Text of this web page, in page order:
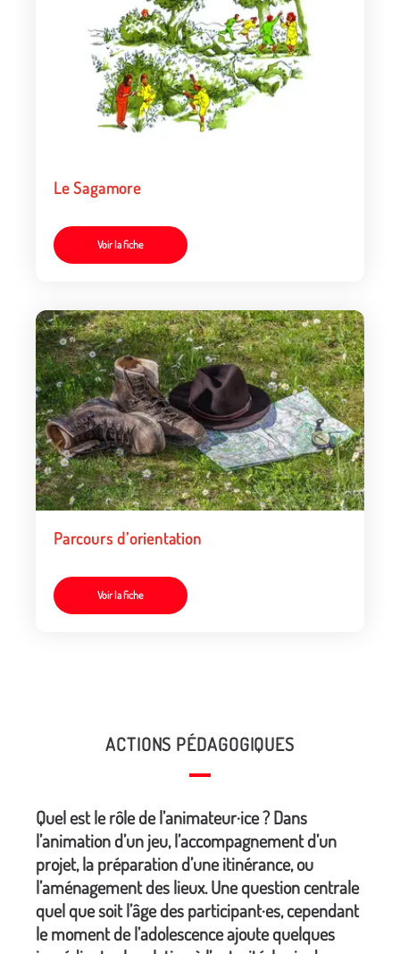
Le Sagamore
Voir la fiche
Parcours d’orientation
Voir la fiche
ACTIONS PÉDAGOGIQUES
Quel est le rôle de l’animateur·ice ? Dans
l’animation d’un jeu, l’accompagnement d’un
projet, la préparation d’une itinérance, ou
l’aménagement des lieux. Une question centrale
quel que soit l’âge des participant·es, cependant
le moment de l’adolescence ajoute quelques